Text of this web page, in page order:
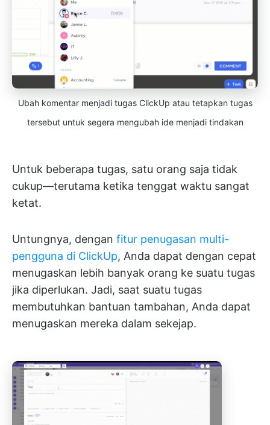
Ubah komentar menjadi tugas ClickUp atau tetapkan tugas
tersebut untuk segera mengubah ide menjadi tindakan
Untuk beberapa tugas, satu orang saja tidak
cukup—terutama ketika tenggat waktu sangat
ketat.
Untungnya, dengan fitur penugasan multi-
pengguna di ClickUp, Anda dapat dengan cepat
menugaskan lebih banyak orang ke suatu tugas
jika diperlukan. Jadi, saat suatu tugas
membutuhkan bantuan tambahan, Anda dapat
menugaskan mereka dalam sekejap.